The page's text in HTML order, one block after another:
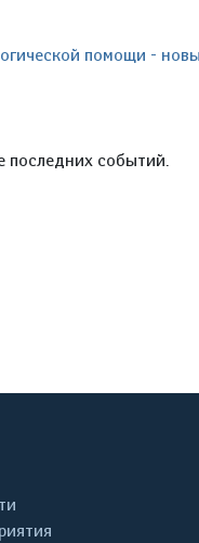
помощи -
последних событий.